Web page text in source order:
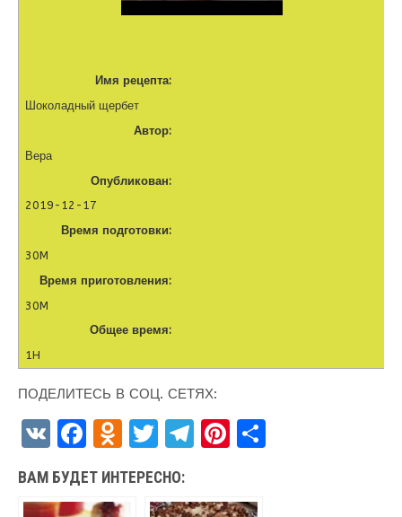
Имя рецепта:
Шоколадный щербет
Автор:
Вера
Опубликован:
2019-12-17
Время подготовки:
30M
Время приготовления:
30M
Общее время:
1H
ПОДЕЛИТЕСЬ В СОЦ. СЕТЯХ:
V
F
ce
O
n
T
it
T
Pi
ВАМ БУДЕТ ИНТЕРЕСНО: